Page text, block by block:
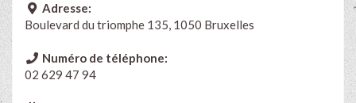
Adresse:
Boulevard du triomphe 135, 1050 Bruxelles
Numéro de téléphone:
02 629 47 94